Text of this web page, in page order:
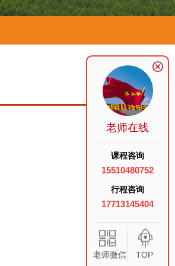
老师在线
课程咨询
15510480752
行程咨询
17713145404
老师微信 TOP